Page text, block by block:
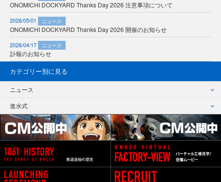
ONOMICHI DOCKYARD Thanks Day 2026 注意事項について
2026/05/01 ニュース
ONOMICHI DOCKYARD Thanks Day 2026 開催のお知らせ
2026/04/17 ニュース
訃報のお知らせ
カテゴリー別に見る
ニュース
進水式